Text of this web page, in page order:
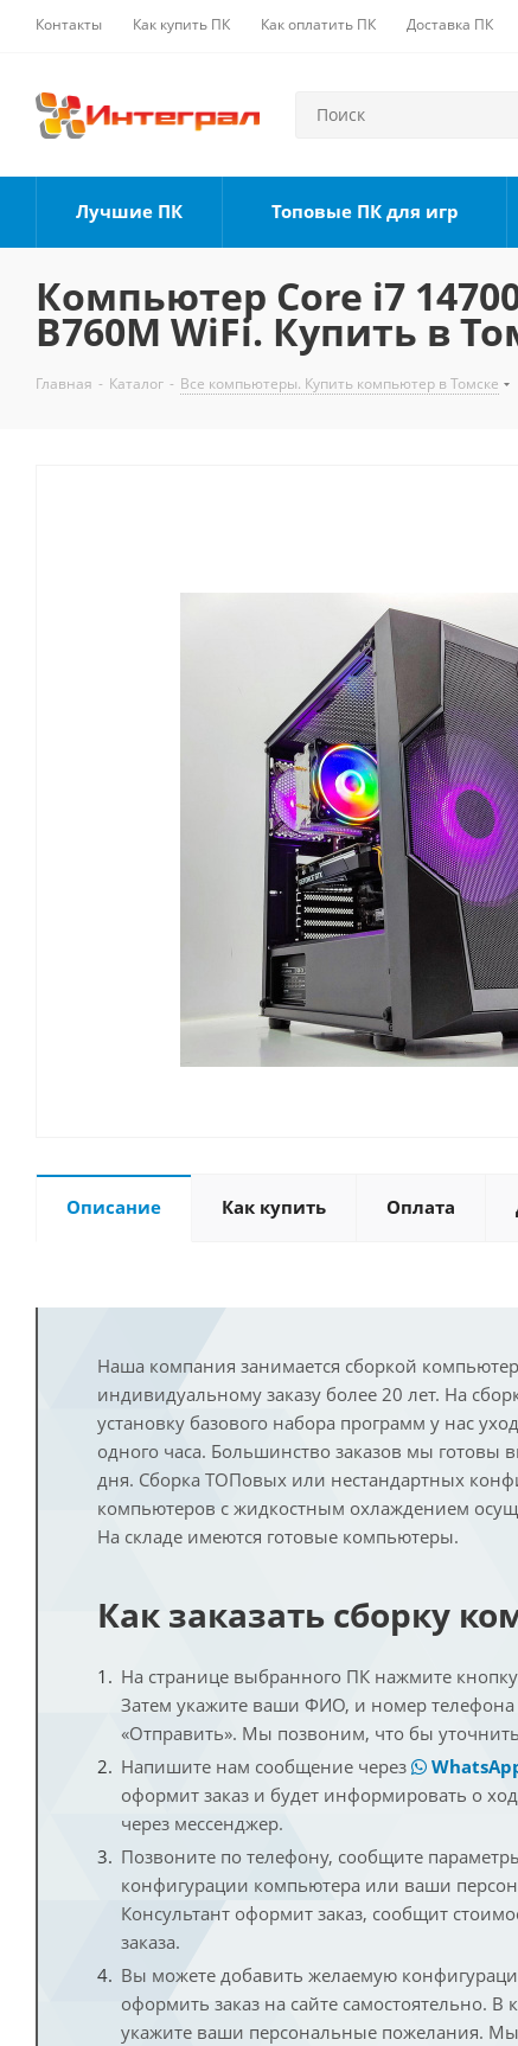
Контакты Как купить ПК Как оплатить ПК Доставка ПК
Лучшие ПК Топовые ПК для игр
Компьютер Core i7
B760M WiFi. Купить в
Главная - Каталог - Все компьютеры. Купить компьютер в Томске
Описание Как купить Оплата
Наша компания занимается сборкой
индивидуальному заказу более 20 лет. На
установку базового набора программ у нас
одного часа. Большинство заказов мы готовы
дня. Сборка ТОПовых или нестандартных
компьютеров с жидкостным охлаждением
На складе имеются готовые компьютеры.
Как заказать сборку
На странице выбранного ПК нажмите
Затем укажите ваши ФИО, и номер
«Отправить». Мы позвоним, что бы
Напишите нам сообщение через
оформит заказ и будет информировать о
через мессенджер.
Позвоните по телефону, сообщите
конфигурации компьютера или ваши
Консультант оформит заказ, сообщит
заказа.
Вы можете добавить желаемую
оформить заказ на сайте самостоятельно. В
укажите ваши персональные пожелания.